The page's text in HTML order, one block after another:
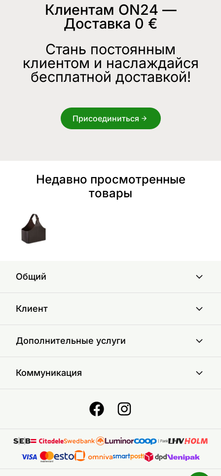
Клиентам ON24 —
Доставка 0 €
Стань постоянным
клиентом и наслаждайся
бесплатной доставкой!
Присоединиться
Недавно просмотренные
товары
Общий
Клиент
Дополнительные услуги
Коммуникация